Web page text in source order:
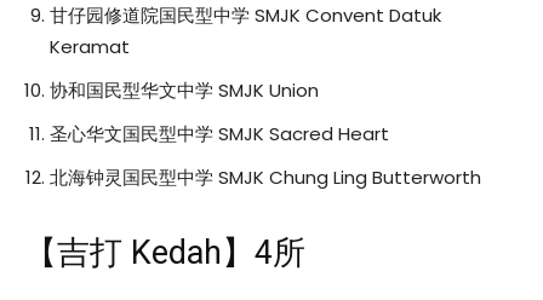
甘仔园修道院国民型中学 SMJK Convent Datuk
Keramat
协和国民型华文中学 SMJK Union
圣心华文国民型中学 SMJK Sacred Heart
北海钟灵国民型中学 SMJK Chung Ling Butterworth
【吉打 Kedah】4所